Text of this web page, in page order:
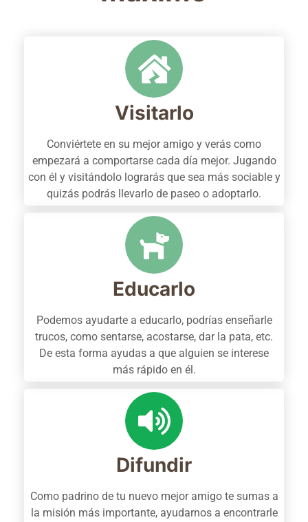
Visitarlo
Conviértete en su mejor amigo y verás como
empezará a comportarse cada día mejor. Jugando
con él y visitándolo lograrás que sea más sociable y
quizás podrás llevarlo de paseo o adoptarlo.
Educarlo
Podemos ayudarte a educarlo, podrías enseñarle
trucos, como sentarse, acostarse, dar la pata, etc.
De esta forma ayudas a que alguien se interese
más rápido en él.
Difundir
Como padrino de tu nuevo mejor amigo te sumas a
la misión más importante, ayudarnos a encontrarle